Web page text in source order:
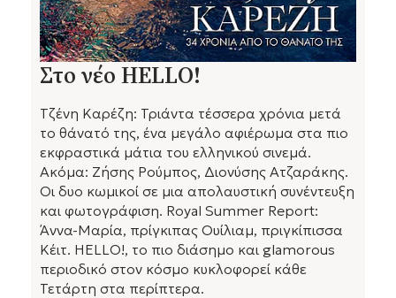
Στο νέο HELLO!
Τζένη Καρέζη: Τριάντα τέσσερα χρόνια μετά
το θάνατό της, ένα μεγάλο αφιέρωμα στα πιο
εκφραστικά μάτια του ελληνικού σινεμά.
Ακόμα: Ζήσης Ρούμπος, Διονύσης Ατζαράκης.
Οι δυο κωμικοί σε μια απολαυστική συνέντευξη
και φωτογράφιση. Royal Summer Report:
Άννα-Μαρία, πρίγκιπας Ουίλιαμ, πριγκίπισσα
Κέιτ. HELLO!, το πιο διάσημο και glamorous
περιοδικό στον κόσμο κυκλοφορεί κάθε
Τετάρτη στα περίπτερα.